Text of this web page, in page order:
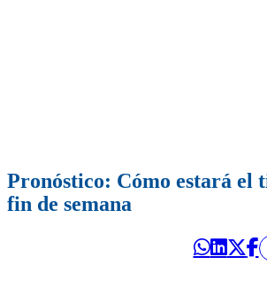
Pronóstico: Cómo estará el
fin de semana